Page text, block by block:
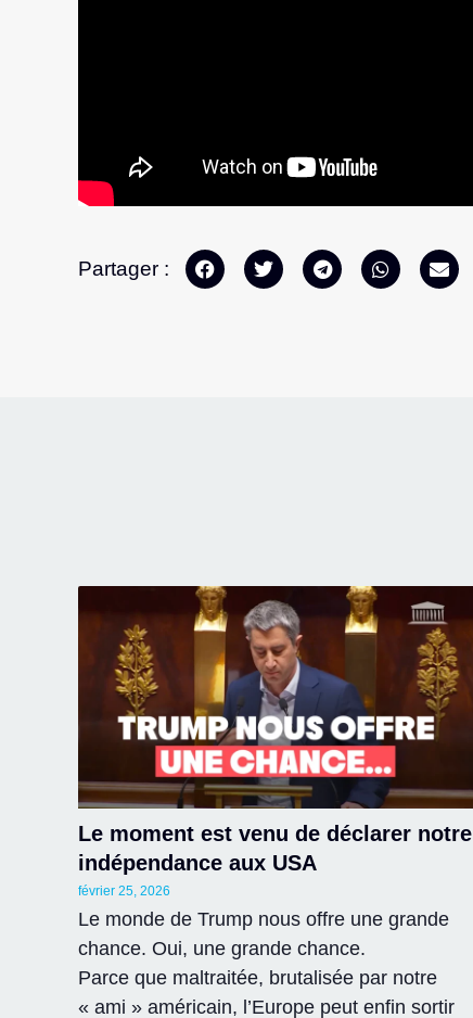
Partager :
Le moment est venu de déclarer notre
indépendance aux USA
février 25, 2026
Le monde de Trump nous offre une grande
chance. Oui, une grande chance.
Parce que maltraitée, brutalisée par notre
« ami » américain, l’Europe peut enfin sortir